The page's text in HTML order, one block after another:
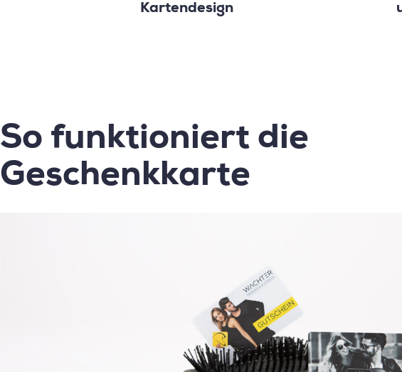
Kartendesign
So funktioniert die
Geschenkkarte